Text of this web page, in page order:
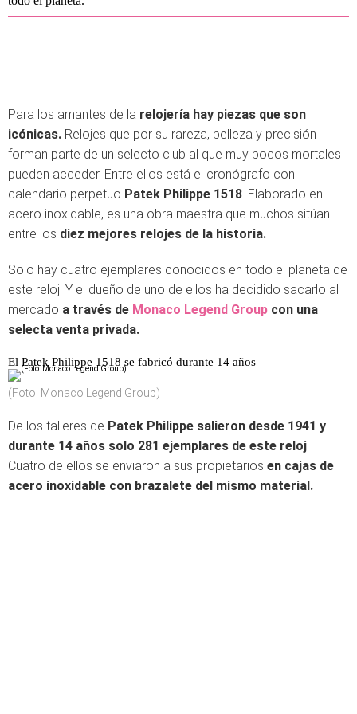
Para los amantes de la relojería hay piezas que son
icónicas. Relojes que por su rareza, belleza y precisión
forman parte de un selecto club al que muy pocos mortales
pueden acceder. Entre ellos está el cronógrafo con
calendario perpetuo Patek Philippe 1518. Elaborado en
acero inoxidable, es una obra maestra que muchos sitúan
entre los diez mejores relojes de la historia.
Solo hay cuatro ejemplares conocidos en todo el planeta de
este reloj. Y el dueño de uno de ellos ha decidido sacarlo al
mercado a través de Monaco Legend Group con una
selecta venta privada.
El Patek Philippe 1518 se fabricó durante 14 años
(Foto: Monaco Legend Group)
De los talleres de Patek Philippe salieron desde 1941 y
durante 14 años solo 281 ejemplares de este reloj.
Cuatro de ellos se enviaron a sus propietarios en cajas de
acero inoxidable con brazalete del mismo material.